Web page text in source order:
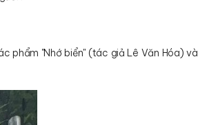
phẩm "Nhớ biển" (tác giả Lê Văn Hóa) và